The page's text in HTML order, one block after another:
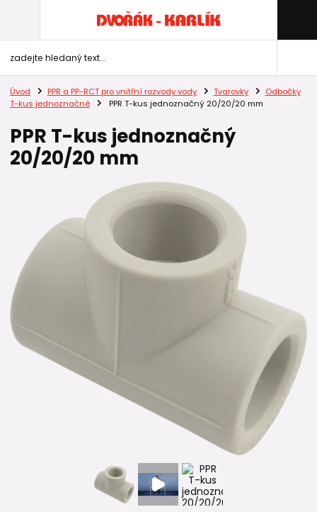
Úvod PPR a PP-RCT pro vnitřní rozvody vody Tvarovky
Odbočky
T-kus jednoznačné
PPR T-kus jednoznačný 20/20/20 mm
PPR T-kus jednoznačný
20/20/20 mm